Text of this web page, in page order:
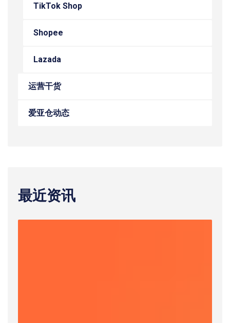
TikTok Shop
Shopee
Lazada
运营干货
爱亚仓动态
最近资讯